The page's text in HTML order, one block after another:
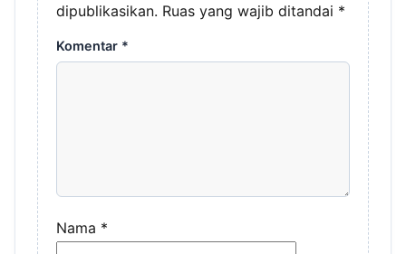
dipublikasikan. Ruas yang wajib ditandai *
Komentar *
Nama *